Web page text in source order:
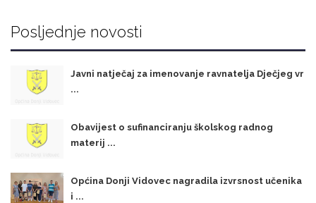
Posljednje novosti
Javni natječaj za imenovanje ravnatelja Dječjeg vr
...
Obavijest o sufinanciranju školskog radnog
materij ...
Općina Donji Vidovec nagradila izvrsnost učenika
i ...